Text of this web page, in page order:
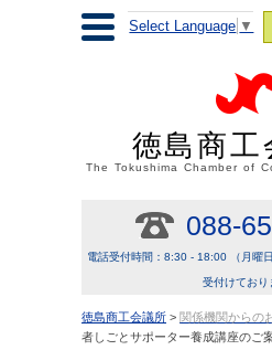
Select Language ▼
徳島商工
The Tokushima Chamber of
088-
電話受付時間：8:30 - 18:00 （月曜
受付けており
徳島商工会議所 > 関係機関からの
者しごとサポーター養成講座のご